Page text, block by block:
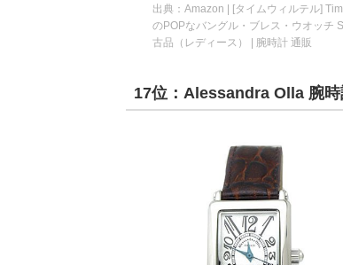
出典： Amazon | [タイムウィルテル]
のPOPなバングル・ブレス・ウオッチ
古品（レディース） | 腕時計 通販
17位：Alessandra Olla 腕